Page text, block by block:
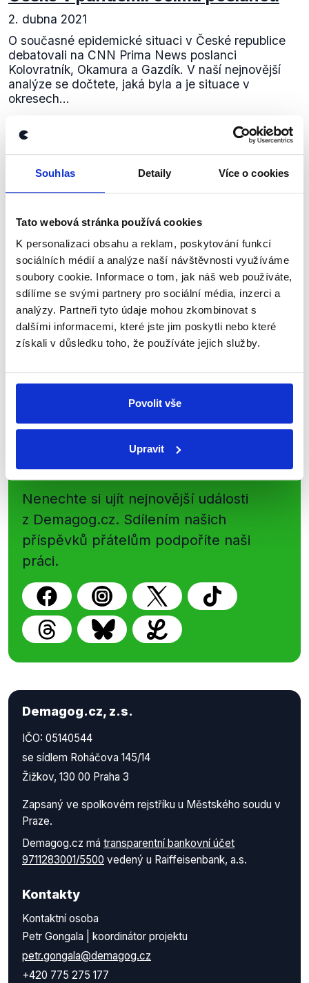
Souhlas Detaily Více o cookies
Tato webová stránka používá cookies
K personalizaci obsahu a reklam, poskytování funkcí
sociálních médií a analýze naší návštěvnosti využíváme
soubory cookie. Informace o tom, jak náš web používáte,
sdílíme se svými partnery pro sociální média, inzerci a
analýzy. Partneři tyto údaje mohou zkombinovat s
dalšími informacemi, které jste jim poskytli nebo které
získali v důsledku toho, že používáte jejich služby.
Povolit vše
Upravit
2. dubna 2021
O současné epidemické situaci v České republice
debatovali na CNN Prima News poslanci
Kolovratník, Okamura a Gazdík. V naší nejnovější
analýze se dočtete, jaká byla a je situace v
okresech...
Číst dál
Zůstaňme v kontaktu
Přihlaste se k odběru našeho
newsletteru nebo whatsappového
kanálu, kde pravidelně přinášíme
shrnutí nejzajímavějších článků a analýz.
Začněte nás odebírat, a mějte tak
přehled o tom, jaké dezinformace a
nepravdy se zrovna v Česku šíří.
Sociální sítě
Nenechte si ujít nejnovější události
z Demagog.cz. Sdílením našich
příspěvků přátelům podpoříte naši
práci.
Demagog.cz, z.s.
IČO: 05140544
se sídlem Roháčova 145/14
Žižkov, 130 00 Praha 3
Zapsaný ve spolkovém rejstříku u Městského soudu v
Praze.
Demagog.cz má transparentní bankovní účet
9711283001/5500 vedený u Raiffeisenbank, a.s.
Kontakty
Kontaktní osoba
Petr Gongala | koordinátor projektu
petr.gongala@demagog.cz
+420 775 275 177